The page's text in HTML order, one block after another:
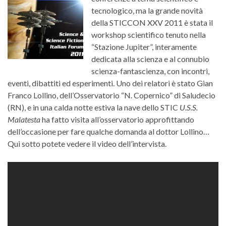
tecnologico, ma la grande novità
della STICCON XXV 2011 è stata il
workshop scientifico tenuto nella
“Stazione Jupiter”, interamente
dedicata alla scienza e al connubio
scienza-fantascienza, con incontri,
eventi, dibattiti ed esperimenti. Uno dei relatori è stato Gian
Franco Lollino, dell’Osservatorio “N. Copernico” di Saludecio
(RN), e in una calda notte estiva la nave dello STIC U.S.S.
Malatestaha fatto visita all’osservatorio approfittando
dell’occasione per fare qualche domanda al dottor Lollino…
Qui sotto potete vedere il video dell’intervista.